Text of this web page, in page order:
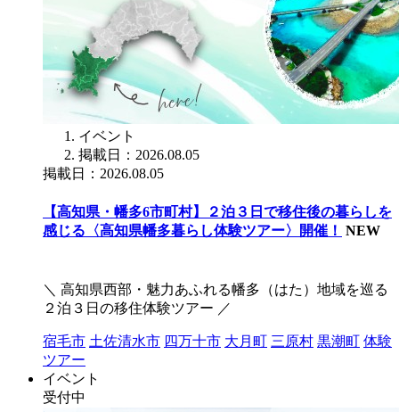
イベント
掲載日：2026.08.05
掲載日：2026.08.05
【高知県・幡多6市町村】２泊３日で移住後の暮らしを
感じる〈高知県幡多暮らし体験ツアー〉開催！ NEW
＼ 高知県西部・魅力あふれる幡多（はた）地域を巡る
２泊３日の移住体験ツアー ／
宿毛市 土佐清水市 四万十市 大月町 三原村 黒潮町 体験
ツアー
イベント
受付中